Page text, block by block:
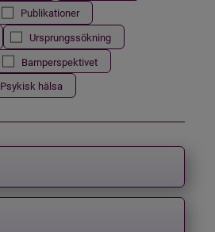
Publikationer
Ursprungssökning
Barnperspektivet
Psykisk hälsa